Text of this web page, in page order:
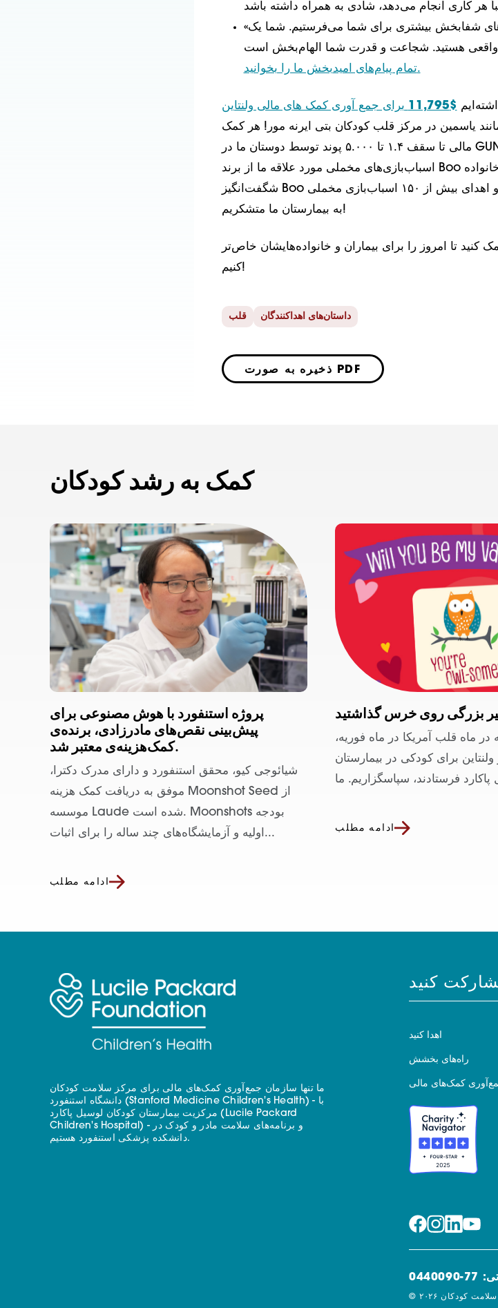
«ما در این روز ولنتاین، عشق و آرزوهای شفابخش بیشتری برای شما می‌فرستیم. شما یک
تمام پیام‌های امیدبخش ما را بخوانید.
$11,795
برای جمع آوری کمک های مالی ولنتاین
یاسمین در مرکز قلب کودکان بتی ایرنه مور! هر کمک
مالی تا سقف ۱.۴ تا ۵.۰۰۰ پوند توسط دوستان ما در GUND، شرکت اسباب‌بازی‌سازی که
اسباب‌بازی‌های مخملی مورد علاقه ما از برند Boo را تولید می‌کند، تأمین شد. از خانواده
شگفت‌انگیز Boo برای ادامه دادن به میراث او و اهدای بیش از ۱۵۰ اسباب‌بازی مخملی Boo
به بیمارستان ما متشکریم!
کنید تا امروز را برای بیماران و خانواده‌هایشان خاص‌تر
کنیم!
قلب داستان‌های اهداکنندگان
ذخیره به صورت PDF
کمک به رشد کودکان
پروژه استنفورد با هوش مصنوعی برای
پیش‌بینی نقص‌های مادرزادی، برنده‌ی
کمک‌هزینه‌ی معتبر شد.
شیائوجی کیو، محقق استنفورد و دارای مدرک دکترا،
موفق به دریافت کمک هزینه Moonshot Seed از
موسسه Laude شده است. Moonshots بودجه
اولیه و آزمایشگاه‌های چند ساله را برای اثبات...
ادامه مطلب
بزرگی روی خرس گذاشتید
در ماه قلب آمریکا در ماه فوریه،
برای کودکی در بیمارستان
ادامه مطلب
ما تنها سازمان جمع‌آوری کمک‌های مالی برای مرکز سلامت کودکان
دانشگاه استنفورد (Stanford Medicine Children's Health) - با
مرکزیت بیمارستان کودکان لوسیل پاکارد (Lucile Packard
Children's Hospital) - و برنامه‌های سلامت مادر و کودک در
دانشکده پزشکی استنفورد هستیم.
کنید
اهدا کنید
راه‌های بخشش
کمک‌های مالی